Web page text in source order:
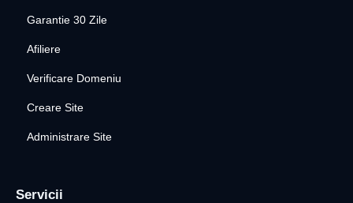
Garantie 30 Zile
Afiliere
Verificare Domeniu
Creare Site
Administrare Site
Servicii